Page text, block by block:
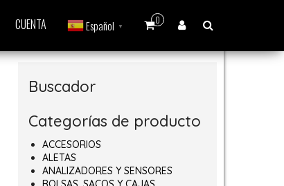
0
CUENTA Español ▼
Buscador
Categorías de producto
ACCESORIOS
ALETAS
ANALIZADORES Y SENSORES